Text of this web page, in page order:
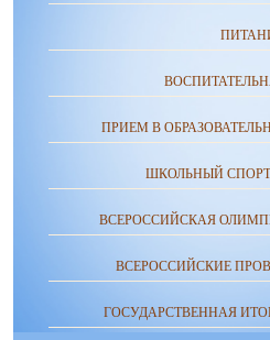
ПРИЕМ В
ШКОЛЬНЫЙ
ВСЕРОССИЙСКАЯ
ВСЕРОССИЙСКИЕ
ГОСУДАРСТВЕННАЯ